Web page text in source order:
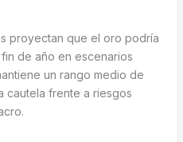
proyectan que el oro podría
de año en escenarios
un rango medio de
cautela frente a riesgos